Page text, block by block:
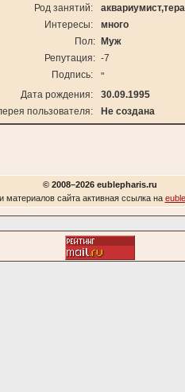
Род занятий:
Интересы:
много
Пол:
Муж
Репутация: -7
Подпись:
"
Дата рождения:
30.09.1995
пользователя:
Не создана
© 2008–2026 eublepharis.ru
материалов сайта активная ссылка на